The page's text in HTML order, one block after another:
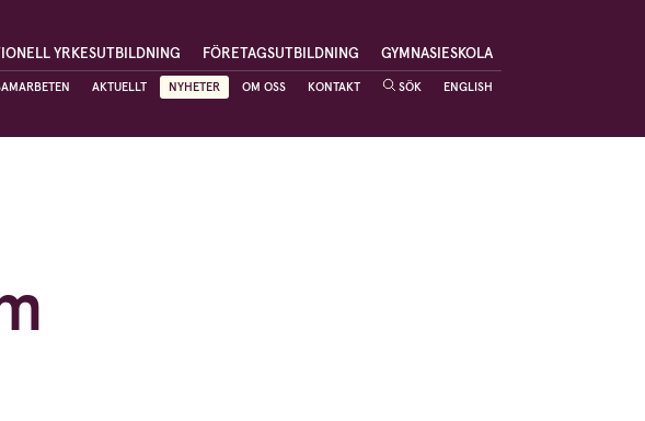
YRKESUTBILDNING FÖRETAGSUTBILDNING GYMNASIESKOLA
AKTUELLT NYHETER OM OSS KONTAKT SÖK ENGLISH